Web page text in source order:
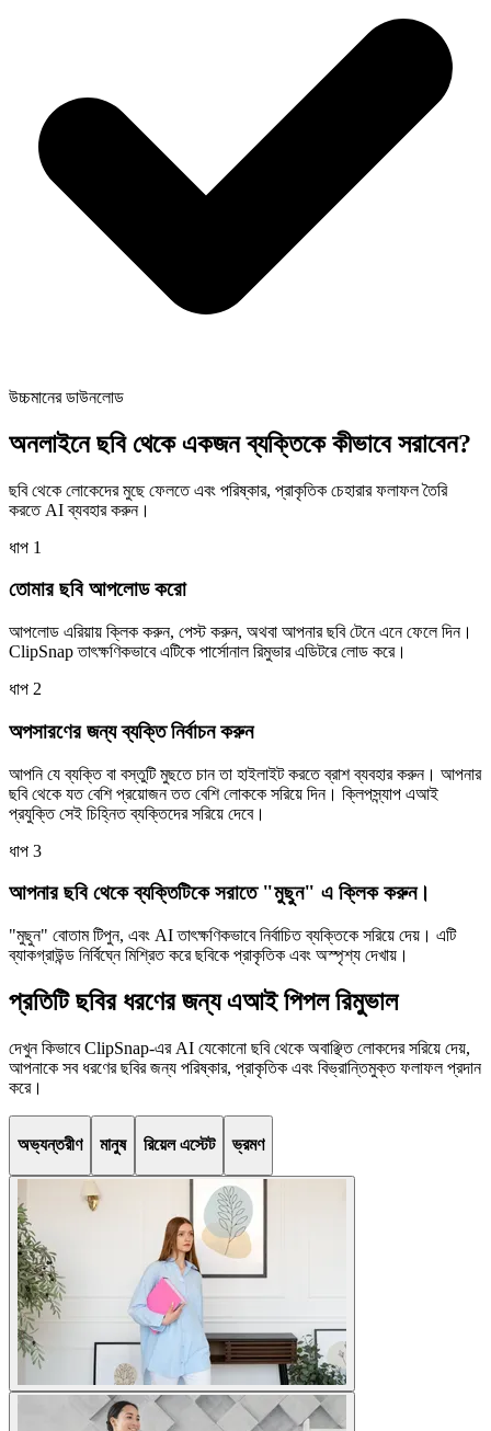
উচ্চমানের ডাউনলোড
অনলাইনে ছবি থেকে একজন ব্যক্তিকে কীভাবে সরাবেন?
ছবি থেকে লোকেদের মুছে ফেলতে এবং পরিষ্কার, প্রাকৃতিক চেহারার ফলাফল তৈরি
করতে AI ব্যবহার করুন।
ধাপ 1
তোমার ছবি আপলোড করো
আপলোড এরিয়ায় ক্লিক করুন, পেস্ট করুন, অথবা আপনার ছবি টেনে এনে ফেলে দিন।
ClipSnap তাৎক্ষণিকভাবে এটিকে পার্সোনাল রিমুভার এডিটরে লোড করে।
ধাপ 2
অপসারণের জন্য ব্যক্তি নির্বাচন করুন
আপনি যে ব্যক্তি বা বস্তুটি মুছতে চান তা হাইলাইট করতে ব্রাশ ব্যবহার করুন। আপনার
ছবি থেকে যত বেশি প্রয়োজন তত বেশি লোককে সরিয়ে দিন। ক্লিপস্ন্যাপ এআই
প্রযুক্তি সেই চিহ্নিত ব্যক্তিদের সরিয়ে দেবে।
ধাপ 3
আপনার ছবি থেকে ব্যক্তিটিকে সরাতে "মুছুন" এ ক্লিক করুন।
"মুছুন" বোতাম টিপুন, এবং AI তাৎক্ষণিকভাবে নির্বাচিত ব্যক্তিকে সরিয়ে দেয়। এটি
ব্যাকগ্রাউন্ড নির্বিঘ্নে মিশ্রিত করে ছবিকে প্রাকৃতিক এবং অস্পৃশ্য দেখায়।
প্রতিটি ছবির ধরণের জন্য এআই পিপল রিমুভাল
দেখুন কিভাবে ClipSnap-এর AI যেকোনো ছবি থেকে অবাঞ্ছিত লোকদের সরিয়ে দেয়,
আপনাকে সব ধরণের ছবির জন্য পরিষ্কার, প্রাকৃতিক এবং বিভ্রান্তিমুক্ত ফলাফল প্রদান
করে।
অভ্যন্তরীণ মানুষ রিয়েল এস্টেট ভ্রমণ